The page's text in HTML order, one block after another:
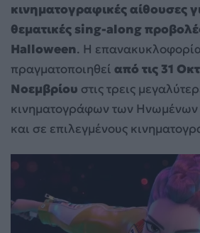
κινηματογραφικές αίθουσες
θεματικές sing-along
Halloween. Η
πραγματοποιηθεί από τις 31
Νοεμβρίου στις τρεις
κινηματογράφων των
και σε επιλεγμένους